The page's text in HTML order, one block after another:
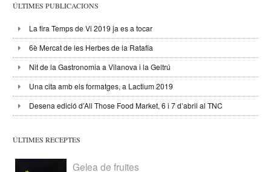
ÚLTIMES PUBLICACIONS
La fira Temps de Vi 2019 ja es a tocar
6è Mercat de les Herbes de la Ratafia
Nit de la Gastronomia a Vilanova i la Geltrú
Una cita amb els formatges, a Lactium 2019
Desena edició d’All Those Food Market, 6 i 7 d’abril al TNC
ÚLTIMES RECEPTES
Gelea de fruites